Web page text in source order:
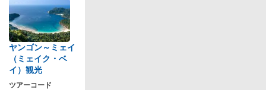
ヤンゴン～ミェイ
（ミェイク・ベ
イ）観光
ツアーコード